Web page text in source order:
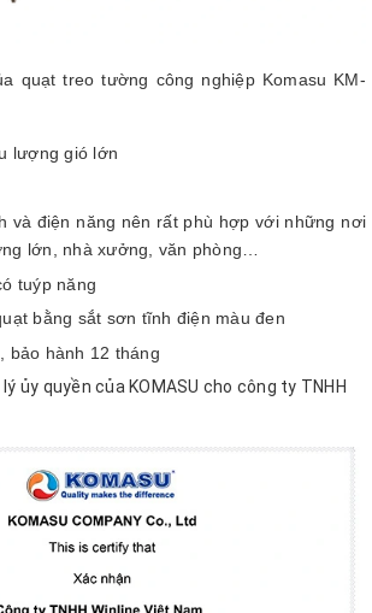
quạt treo tường công nghiệp Komasu KM-
lượng gió lớn
và điện năng nên rất phù hợp với những nơi
lớn, nhà xưởng, văn phòng…
tuýp năng
bằng sắt sơn tĩnh điện màu đen
bảo hành 12 tháng
ủy quyền của KOMASU cho công ty TNHH